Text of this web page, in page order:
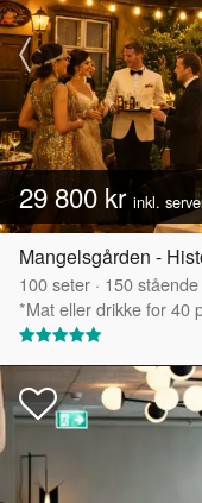
29 800 kr inkl.
Mangelsgården -
100seter · 150stående
*Mat eller drikke for 40